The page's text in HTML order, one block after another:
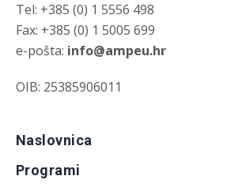
Tel: +385 (0) 1 5556 498
Fax: +385 (0) 1 5005 699
e-pošta: info@ampeu.hr
OIB: 25385906011
Naslovnica
Programi